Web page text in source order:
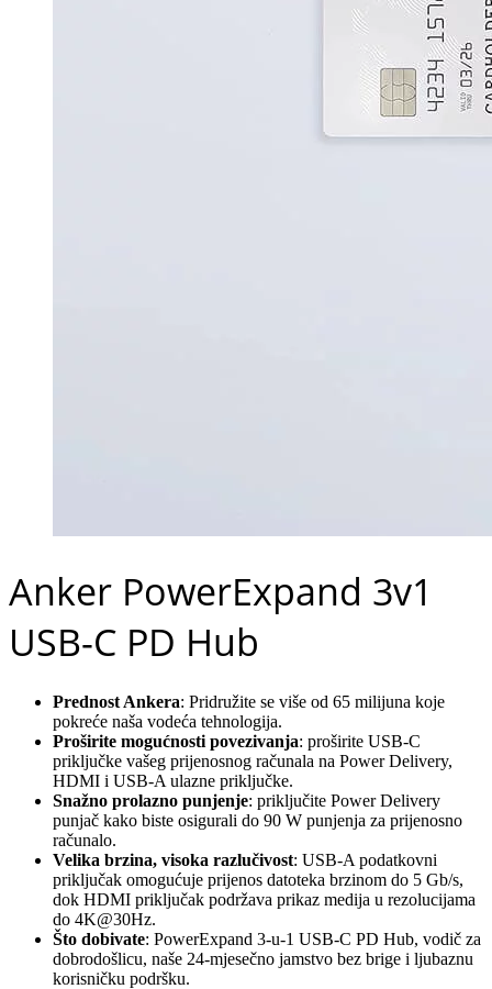
Anker PowerExpand 3v1
USB-C PD Hub
Prednost Ankera: Pridružite se više od 65 milijuna koje
pokreće naša vodeća tehnologija.
Proširite mogućnosti povezivanja: proširite USB-C
priključke vašeg prijenosnog računala na Power Delivery,
HDMI i USB-A ulazne priključke.
Snažno prolazno punjenje: priključite Power Delivery
punjač kako biste osigurali do 90 W punjenja za prijenosno
računalo.
Velika brzina, visoka razlučivost: USB-A podatkovni
priključak omogućuje prijenos datoteka brzinom do 5 Gb/s,
dok HDMI priključak podržava prikaz medija u rezolucijama
do 4K@30Hz.
Što dobivate: PowerExpand 3-u-1 USB-C PD Hub, vodič za
dobrodošlicu, naše 24-mjesečno jamstvo bez brige i ljubaznu
korisničku podršku.